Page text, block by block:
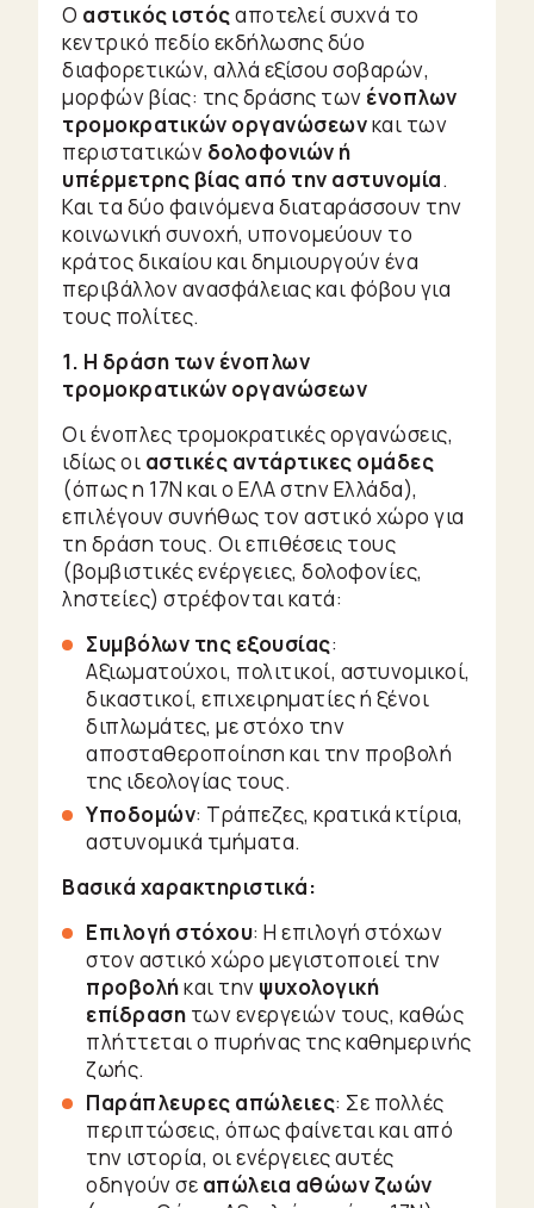
Ο αστικός ιστόςαποτελεί συχνά το
κεντρικό πεδίο εκδήλωσης δύο
διαφορετικών, αλλά εξίσου σοβαρών,
μορφών βίας: της δράσης των ένοπλων
τρομοκρατικών οργανώσεωνκαι των
περιστατικών δολοφονιών ή
υπέρμετρης βίας από την αστυνομία.
Και τα δύο φαινόμενα διαταράσσουν την
κοινωνική συνοχή, υπονομεύουν το
κράτος δικαίου και δημιουργούν ένα
περιβάλλον ανασφάλειας και φόβου για
τους πολίτες.
1. Η δράση των ένοπλων
τρομοκρατικών οργανώσεων
Οι ένοπλες τρομοκρατικές οργανώσεις,
ιδίως οι αστικές αντάρτικες ομάδες
(όπως η 17Ν και ο ΕΛΑ στην Ελλάδα),
επιλέγουν συνήθως τον αστικό χώρο για
τη δράση τους. Οι επιθέσεις τους
(βομβιστικές ενέργειες, δολοφονίες,
ληστείες) στρέφονται κατά:
Συμβόλων της εξουσίας:
Αξιωματούχοι, πολιτικοί, αστυνομικοί,
δικαστικοί, επιχειρηματίες ή ξένοι
διπλωμάτες, με στόχο την
αποσταθεροποίηση και την προβολή
της ιδεολογίας τους.
Υποδομών: Τράπεζες, κρατικά κτίρια,
αστυνομικά τμήματα.
Βασικά χαρακτηριστικά:
Επιλογή στόχου: Η επιλογή στόχων
στον αστικό χώρο μεγιστοποιεί την
προβολήκαι την ψυχολογική
επίδραση των ενεργειών τους, καθώς
πλήττεται ο πυρήνας της καθημερινής
ζωής.
Παράπλευρες απώλειες: Σε πολλές
περιπτώσεις, όπως φαίνεται και από
την ιστορία, οι ενέργειες αυτές
οδηγούν σε απώλεια αθώων ζωών